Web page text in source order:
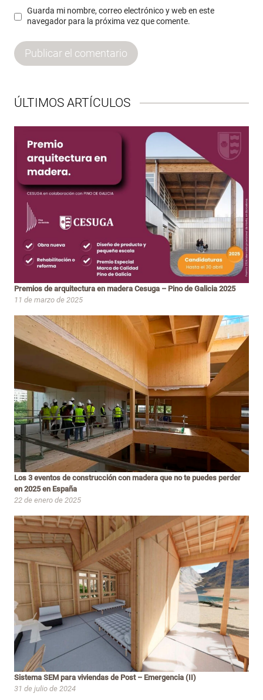
Guarda mi nombre, correo electrónico y web en este
navegador para la próxima vez que comente.
ÚLTIMOS ARTÍCULOS
Premios de arquitectura en madera Cesuga – Pino de Galicia 2025
11 de marzo de 2025
Los 3 eventos de construcción con madera que no te puedes perder
en 2025 en España
22 de enero de 2025
Sistema SEM para viviendas de Post – Emergencia (II)
31 de julio de 2024